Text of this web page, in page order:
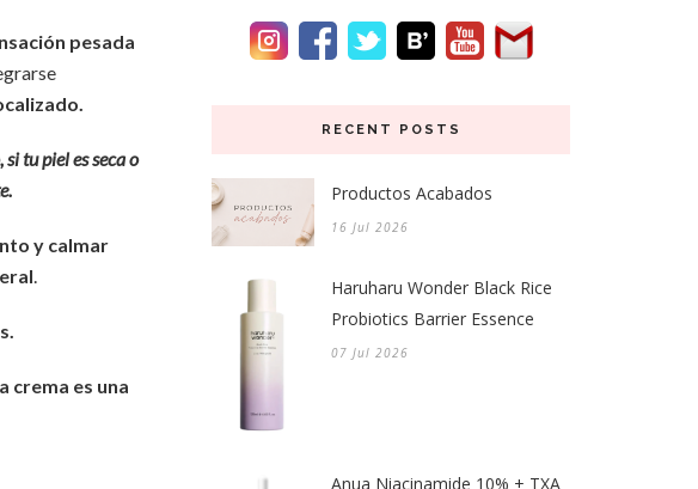
pesada
tu piel es seca o
y calmar
.
crema es una
RECENT POSTS
Productos Acabados
16 Jul 2026
Haruharu Wonder Black Rice
Probiotics Barrier Essence
07 Jul 2026
Anua Niacinamide 10% + TXA